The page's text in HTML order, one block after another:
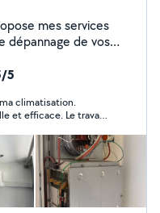
dépannage de vos
WC, etc.)
j'interviens chez vous
5
climatisation.
et efficace. Le travail
parfaitement propre.
cette entreprise à un
appel à leurs
recommande cette
la qualité de son